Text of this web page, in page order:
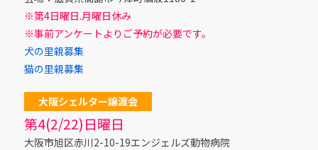
※第4日曜日.月曜日休み
※事前アンケートよりご予約が必要です。
犬の里親募集
猫の里親募集
大阪シェルター譲渡会
第4(2/22)日曜日
大阪市旭区赤川2-10-19エンジェルズ動物病院